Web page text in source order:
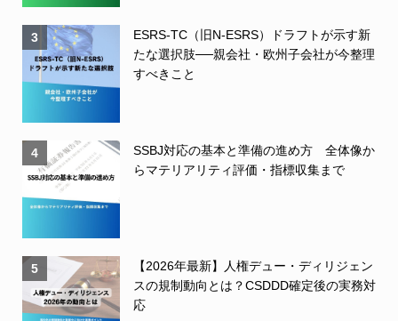
3
ESRS-TC（旧N-ESRS）ドラフトが示す新
たな選択肢──親会社・欧州子会社が今整理
すべきこと
4
SSBJ対応の基本と準備の進め方 全体像か
らマテリアリティ評価・指標収集まで
5
【2026年最新】人権デュー・ディリジェン
スの規制動向とは？CSDDD確定後の実務対
応